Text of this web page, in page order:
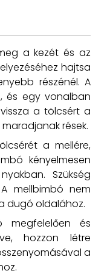
a kezét és az
hajtsa
részénél. A
és egy vonalban
a tölcsért a
rések.
a mellére,
kényelmesen
Szükség
mellbimbó nem
dugó oldalához.
és
hozzon létre
a